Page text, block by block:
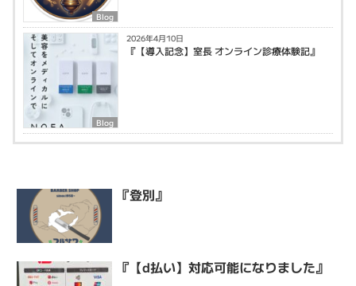
Blog
Blog
2026年4月10日
『【導入記念】室長 オンライン診療体験記』
『登別』
『【d払い】対応可能になりました』